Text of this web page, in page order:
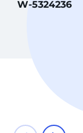
W-5324236